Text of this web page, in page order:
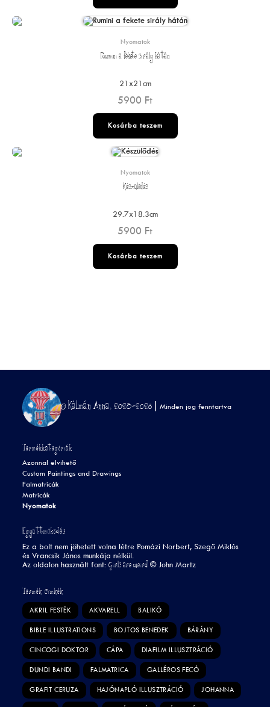
Nyomatok
Rumini a fekete sirály hátán
21x21cm
5900 Ft
Kosárba teszem
Nyomatok
Készülődés
29.7x18.3cm
5900 Ft
Kosárba teszem
© Kálmán Anna, 2023-2026 |Minden jog fenntartva
Termékkategóriák
Azonnal elvihető
Custom Paintings and Drawings
Falmatricák
Matricák
Nyomatok
Együttműködés
Ez a bolt nem jöhetett volna létre Pomázi Norbert, Szegő Miklós
és Vrancsik János munkája nélkül.
Az oldalon használt font:Girls are weird ©John Martz
Termék Címkék
AKRIL FESTÉK AKVARELL BALIKÓ
BIBLE ILLUSTRATIONS BOJTOS BENEDEK BÁRÁNY
CINCOGI DOKTOR CÁPA DIAFILM ILLUSZTRÁCIÓ
DUNDI BANDI FALMATRICA GALLÉROS FECÓ
GRAFIT CERUZA HAJÓNAPLÓ ILLUSZTRÁCIÓ JOHANNA